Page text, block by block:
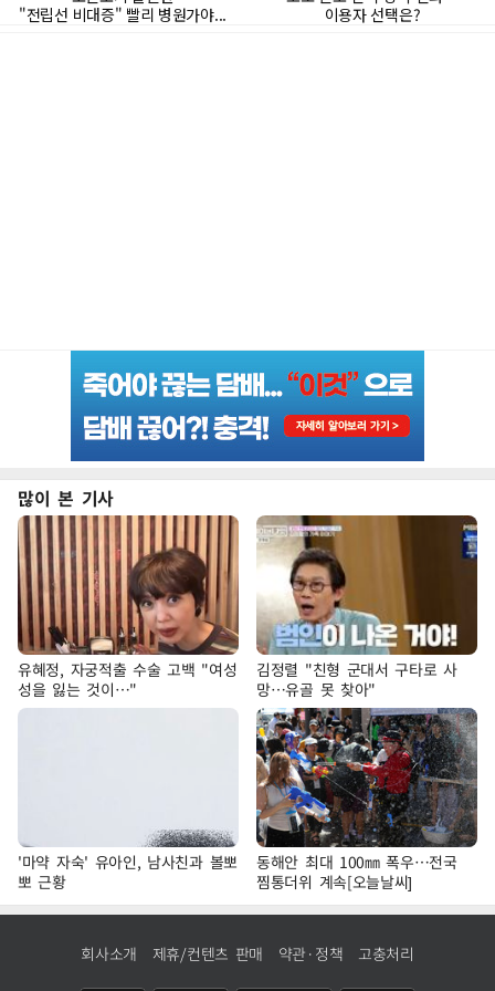
많이 본 기사
유혜정, 자궁적출 수술 고백 "여성
성을 잃는 것이…"
김정렬 "친형 군대서 구타로 사
망…유골 못 찾아"
'마약 자숙' 유아인, 남사친과 볼뽀
뽀 근황
동해안 최대 100㎜ 폭우…전국
찜통더위 계속[오늘날씨]
회사소개 제휴/컨텐츠 판매 약관·정책 고충처리